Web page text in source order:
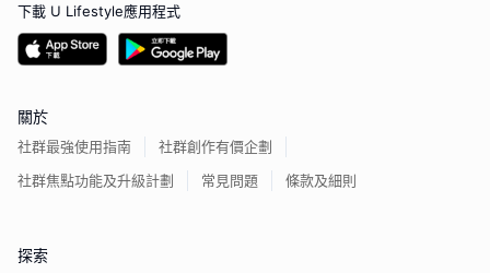
下載 U Lifestyle應用程式
關於
社群最強使用指南
社群創作有價企劃
社群焦點功能及升級計劃
常見問題 條款及細則
探索